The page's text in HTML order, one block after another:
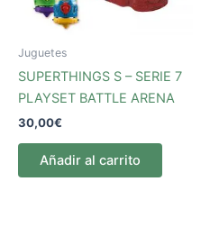
Juguetes
SUPERTHINGS S – SERIE 7
PLAYSET BATTLE ARENA
30,00€
Añadir al carrito